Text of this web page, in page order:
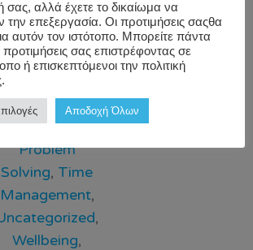
WorkForce,
Occupational
Stress,
Performance
and
Productivity,
Problem
Solving, Time
Management,
,
Wellbeing,
WorkWell
WorkWell
Corporate
σας, αλλά έχετε το δικαίωμα να
την επεξεργασία. Οι προτιμήσεις σαςθα
αυτόν τον ιστότοπο. Μπορείτε πάντα
προτιμήσεις σας επιστρέφοντας σε
ή επισκεπτόμενοι την πολιτική
Αποδοχή Όλων